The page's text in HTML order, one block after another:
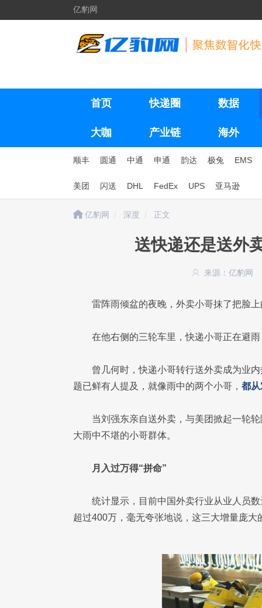
亿豹网
首页 快递圈 数据
大咖 产业链 海外
顺丰 圆通 中通 申通 韵达 极兔 EMS
美团 闪送 DHL FedEx UPS 亚马逊
亿豹网 深度 正文
送快递还是送外
来源：亿豹网
雷阵雨倾盆的夜晚，外卖小哥抹了把脸
在他右侧的三轮车里，快递小哥正在避
曾几何时，快递小哥转行送外卖成为业
题已鲜有人提及，就像雨中的两个小哥， 都
当刘强东亲自送外卖，与美团掀起一轮
大雨中不堪的小哥群体。
月入过万得“拼命”
统计显示，目前中国外卖行业从业人员
超过400万，毫无夸张地说，这三大增量庞